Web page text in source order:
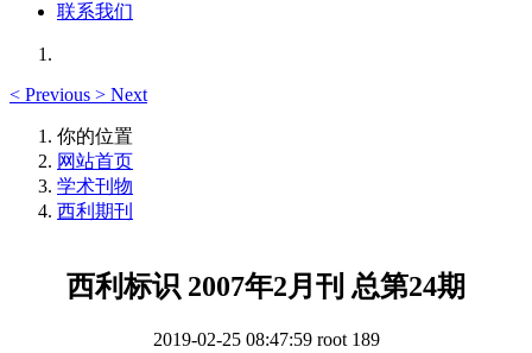
联系我们
< Previous > Next
你的位置
网站首页
学术刊物
西利期刊
西利标识 2007年2月刊 总第24期
2019-02-25 08:47:59 root 189